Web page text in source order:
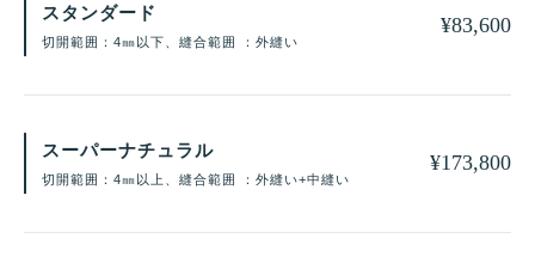
スタンダード
切開範囲：4㎜以下、縫合範囲 ：外縫い
¥83,600
スーパーナチュラル
切開範囲：4㎜以上、縫合範囲 ：外縫い+中縫い
¥173,800